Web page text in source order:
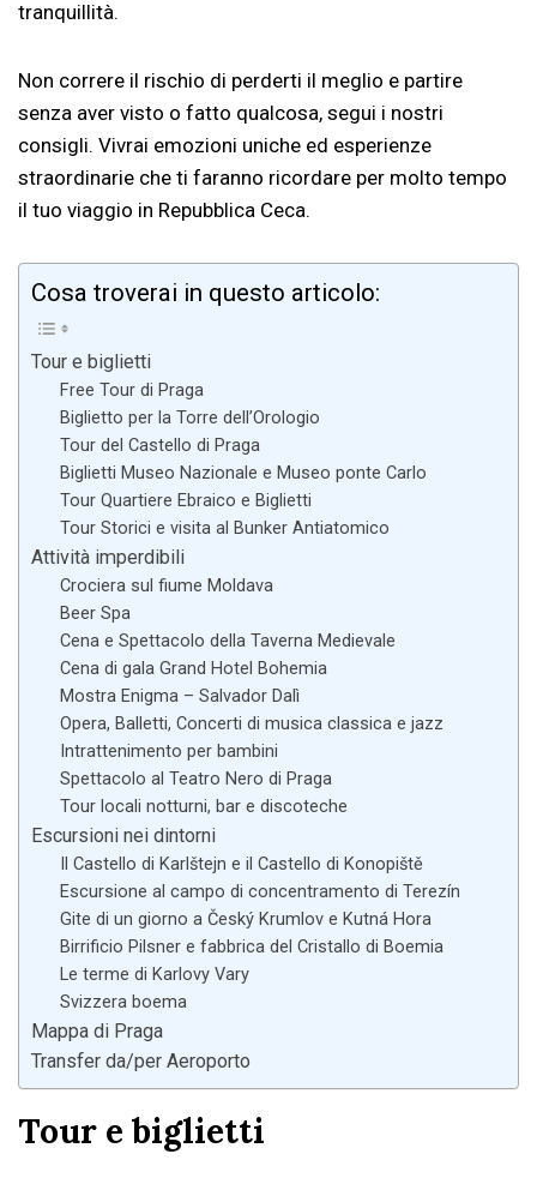
tranquillità.
Non correre il rischio di perderti il meglio e partire
senza aver visto o fatto qualcosa, segui i nostri
consigli. Vivrai emozioni uniche ed esperienze
straordinarie che ti faranno ricordare per molto tempo
il tuo viaggio in Repubblica Ceca.
Cosa troverai in questo articolo:
Tour e biglietti
Free Tour di Praga
Biglietto per la Torre dell’Orologio
Tour del Castello di Praga
Biglietti Museo Nazionale e Museo ponte Carlo
Tour Quartiere Ebraico e Biglietti
Tour Storici e visita al Bunker Antiatomico
Attività imperdibili
Crociera sul fiume Moldava
Beer Spa
Cena e Spettacolo della Taverna Medievale
Cena di gala Grand Hotel Bohemia
Mostra Enigma – Salvador Dalì
Opera, Balletti, Concerti di musica classica e jazz
Intrattenimento per bambini
Spettacolo al Teatro Nero di Praga
Tour locali notturni, bar e discoteche
Escursioni nei dintorni
Il Castello di Karlštejn e il Castello di Konopiště
Escursione al campo di concentramento di Terezín
Gite di un giorno a Český Krumlov e Kutná Hora
Birrificio Pilsner e fabbrica del Cristallo di Boemia
Le terme di Karlovy Vary
Svizzera boema
Mappa di Praga
Transfer da/per Aeroporto
Tour e biglietti